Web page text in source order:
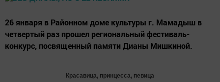
26 января в Районном доме культуры г. Мамадыш в
четвертый раз прошел региональный фестиваль-
конкурс, посвященный памяти Дианы Мишкиной.
Красавица, принцесса, певица